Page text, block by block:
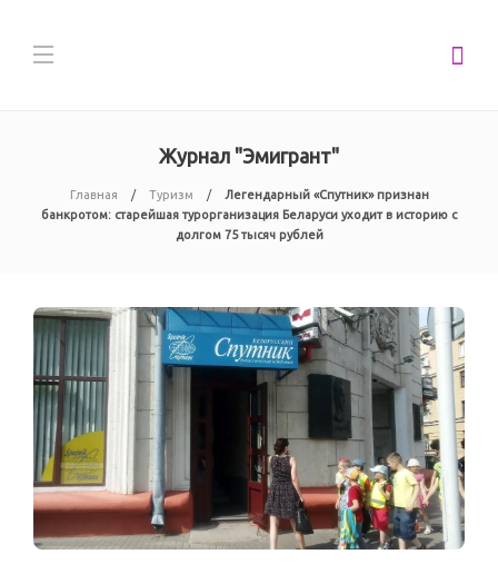
Журнал "Эмигрант"
Главная Туризм
Легендарный «Спутник» признан
банкротом: старейшая турорганизация Беларуси уходит в историю с
долгом 75 тысяч рублей